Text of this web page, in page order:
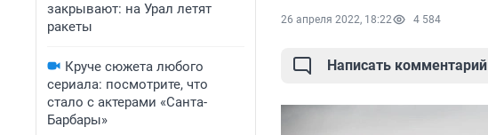
закрывают: на Урал летят
ракеты
Круче сюжета любого
сериала: посмотрите, что
стало с актерами «Санта-
Барбары»
26 апреля 2022, 18:22 4 584
Написать комментарий